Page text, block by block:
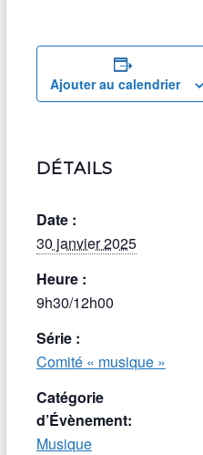
Ajouter au calendrier
DÉTAILS
Date :
30 janvier 2025
Heure :
9h30/12h00
Série :
Comité « musique »
Catégorie
d’Évènement:
Musique